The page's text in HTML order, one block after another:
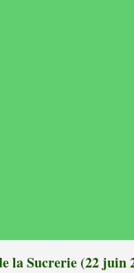
la Sucrerie (22 juin